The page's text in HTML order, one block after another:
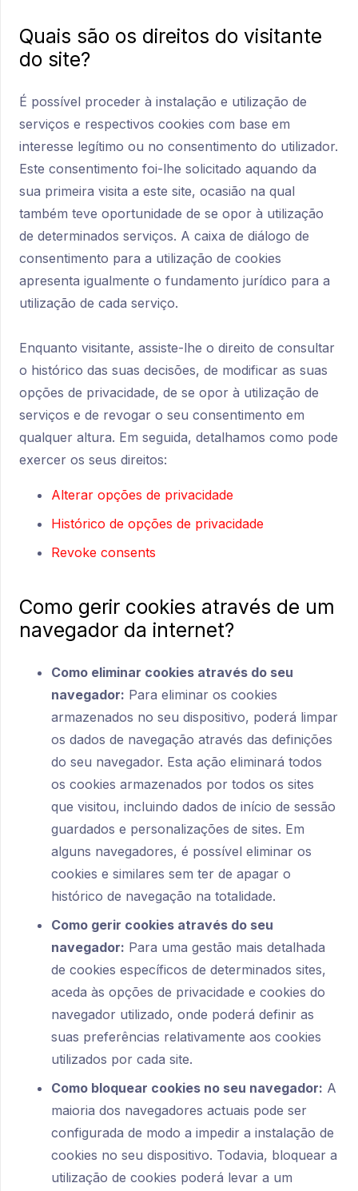
Quais são os direitos do visitante
do site?
É possível proceder à instalação e utilização de
serviços e respectivos cookies com base em
interesse legítimo ou no consentimento do utilizador.
Este consentimento foi-lhe solicitado aquando da
sua primeira visita a este site, ocasião na qual
também teve oportunidade de se opor à utilização
de determinados serviços. A caixa de diálogo de
consentimento para a utilização de cookies
apresenta igualmente o fundamento jurídico para a
utilização de cada serviço.
Enquanto visitante, assiste-lhe o direito de consultar
o histórico das suas decisões, de modificar as suas
opções de privacidade, de se opor à utilização de
serviços e de revogar o seu consentimento em
qualquer altura. Em seguida, detalhamos como pode
exercer os seus direitos:
Alterar opções de privacidade
Histórico de opções de privacidade
Revoke consents
Como gerir cookies através de um
navegador da internet?
Como eliminar cookies através do seu
navegador: Para eliminar os cookies
armazenados no seu dispositivo, poderá limpar
os dados de navegação através das definições
do seu navegador. Esta ação eliminará todos
os cookies armazenados por todos os sites
que visitou, incluindo dados de início de sessão
guardados e personalizações de sites. Em
alguns navegadores, é possível eliminar os
cookies e similares sem ter de apagar o
histórico de navegação na totalidade.
Como gerir cookies através do seu
navegador: Para uma gestão mais detalhada
de cookies específicos de determinados sites,
aceda às opções de privacidade e cookies do
navegador utilizado, onde poderá definir as
suas preferências relativamente aos cookies
utilizados por cada site.
Como bloquear cookies no seu navegador: A
maioria dos navegadores actuais pode ser
configurada de modo a impedir a instalação de
cookies no seu dispositivo. Todavia, bloquear a
utilização de cookies poderá levar a um